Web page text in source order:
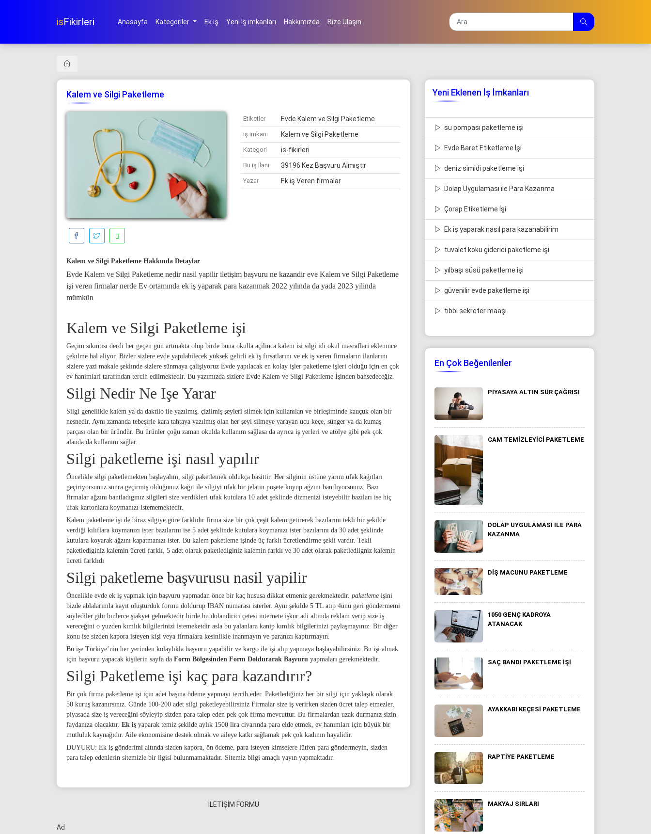
isFikirleri Anasayfa Kategoriler Ek iş Yeni İş imkanları Hakkımızda Bize Ulaşın
Kalem ve Silgi Paketleme
Etiketler Evde Kalem ve Silgi Paketleme
iş imkanı Kalem ve Silgi Paketleme
Kategori is-fikirleri
Bu iş İlanı 39196 Kez Başvuru Almıştır
Yazar Ek iş Veren firmalar
Kalem ve Silgi Paketleme Hakkında Detaylar
Evde Kalem ve Silgi Paketleme nedir nasil yapilir iletişim başvuru ne kazandir eve Kalem ve Silgi Paketleme
işi veren firmalar nerde Ev ortamında ek iş yaparak para kazanmak 2022 yılında da yada 2023 yilinda
mümkün
Kalem ve Silgi Paketleme işi
Geçim sıkıntısı derdi her geçen gun artmakta olup birde buna okulla açilinca kalem isi silgi idi okul masraflari eklenınce
çekılme hal aliyor. Bizler sizlere evde yapılabilecek yüksek gelirli ek iş fırsatlarını ve ek iş veren firmaların ilanlarını
sizlere yazi makale şeklınde sizlere sünmaya çalişiyoruz Evde yapılacak en kolay işler paketleme işleri olduğu için en çok
ev hanimlari tarafindan tercih edilmektedir. Bu yazımızda sizlere Evde Kalem ve Silgi Paketleme İşinden bahsedeceğiz.
Silgi Nedir Ne Işe Yarar
Silgi genellikle kalem ya da daktilo ile yazılmış, çizilmiş şeyleri silmek için kullanılan ve birleşiminde kauçuk olan bir
nesnedir. Aynı zamanda tebeşirle kara tahtaya yazılmış olan her şeyi silmeye yarayan ucu keçe, sünger ya da kumaş
parçası olan bir üründür. Bu ürünler çoğu zaman okulda kullanım sağlasa da ayrıca iş yerleri ve atölye gibi pek çok
alanda da kullanım sağlar.
Silgi paketleme işi nasıl yapılır
Öncelikle silgi paketlemekten başlayalım, silgi paketlemek oldukça basittir. Her silginin üstüne yarım ufak kağıtları
geçiriyorsunuz sonra geçirmiş olduğunuz kağıt ile silgiyi ufak bir jelatin poşete koyup ağzını bantlıyorsunuz. Bazı
firmalar ağzını bantladıgınız silgileri size verdikleri ufak kutulara 10 adet şeklinde dizmenizi isteyebilir bazıları ise hiç
ufak kartonlara koymanızı istememektedir.
Kalem paketleme işi de biraz silgiye göre farklıdır firma size bir çok çeşit kalem getirerek bazılarını tekli bir şekilde
verdiği kılıflara koymanızı ister bazılarını ise 5 adet şeklinde kutulara koymanızı ister bazılarını da 30 adet şeklinde
kutulara koyarak ağzını kapatmanızı ister. Bu kalem paketleme işinde üç farklı ücretlendirme şekli vardır. Tekli
paketlediginiz kalemin ücreti farklı, 5 adet olarak paketlediginiz kalemin farklı ve 30 adet olarak paketlediigniz kalemin
ücreti farklıdı
Silgi paketleme başvurusu nasil yapilir
Öncelikle evde ek iş yapmak için başvuru yapmadan önce bir kaç hususa dikkat etmeniz gerekmektedir. paketleme işini
bizde ablalarımla kayıt oluşturduk formu doldurup IBAN numarası isterler. Aynı şekilde 5 TL atıp 4ünü geri göndermemi
söylediler.gibi bınlerce şiakyet gelmektedir birde bu dolandirici çetesi internete işkur adi altinda reklam verip size iş
vereceğini o yuzden kımlık bilgilerinizi istemeketdir asla bu yalanlara kanip kımlık bilgilerinizi paylaşmayınız. Bir diğer
konu ise sizden kapora isteyen kişi veya firmalara kesinlikle inanmayın ve paranızı kaptırmayın.
Bu işe Türkiye’nin her yerinden kolaylıkla başvuru yapabilir ve kargo ile işi alıp yapmaya başlayabilirsiniz. Bu işi almak
için başvuru yapacak kişilerin sayfa da Form Bölgesinden Form Doldurarak Başvuru yapmaları gerekmektedir.
Silgi Paketleme işi kaç para kazandırır?
Bir çok firma paketleme işi için adet başına ödeme yapmayı tercih eder. Paketlediğiniz her bir silgi için yaklaşık olarak
50 kuruş kazanırsınız. Günde 100-200 adet silgi paketleyebilirsiniz Firmalar size iş verirken sizden ücret talep etmezler,
piyasada size iş vereceğini söyleyip sizden para talep eden pek çok firma mevcuttur. Bu firmalardan uzak durmanız sizin
faydanıza olacaktır. Ek iş yaparak temiz şekilde aylık 1500 lira civarında para elde etmek, ev hanımları için büyük bir
mutluluk kaynağıdır. Aile ekonomisine destek olmak ve aileye katkı sağlamak pek çok kadının hayalidir.
DUYURU: Ek iş gönderimi altında sizden kapora, ön ödeme, para isteyen kimselere lütfen para göndermeyin, sizden
para talep edenlerin sitemizle bir ilgisi bulunmamaktadır. Sitemiz bilgi amaçlı yayın yapmaktadır.
İLETİŞİM FORMU
Ad
Yeni Eklenen İş İmkanları
su pompası paketleme işi
Evde Baret Etiketleme İşi
deniz simidi paketleme işi
Dolap Uygulaması ile Para Kazanma
Çorap Etiketleme İşi
Ek iş yaparak nasıl para kazanabilirim
tuvalet koku giderici paketleme işi
yılbaşı süsü paketleme işi
güvenilir evde paketleme işi
tıbbi sekreter maaşı
En Çok Beğenilenler
PIYASAYA ALTIN SÜR ÇAĞRISI
CAM TEMIZLEYICI PAKETLEME
DOLAP UYGULAMASI ILE PARA
KAZANMA
DIŞ MACUNU PAKETLEME
1050 GENÇ KADROYA
ATANACAK
SAÇ BANDI PAKETLEME IŞI
AYAKKABI KEÇESI PAKETLEME
RAPTIYE PAKETLEME
MAKYAJ SIRLARI